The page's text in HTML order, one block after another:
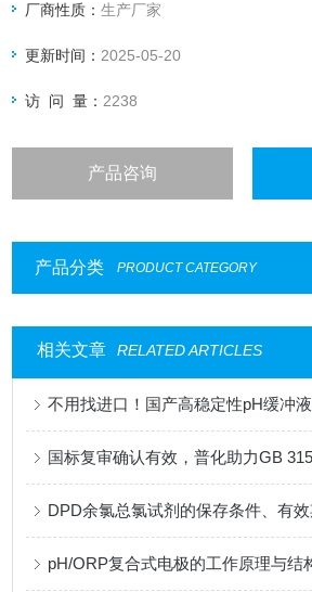
厂商性质：生产厂家
更新时间： 2025-05-20
访 问 量： 2238
产品咨询
产品分类 PRODUCT CATEGORY
相关文章 RELATED ARTICLES
DPD余氯总氯试剂的保存条件、有
pH/ORP复合式电极的工作原理与结